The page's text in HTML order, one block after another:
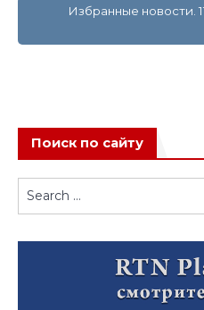
записямИзбранные новости.
Поиск по сайту
Search
for: